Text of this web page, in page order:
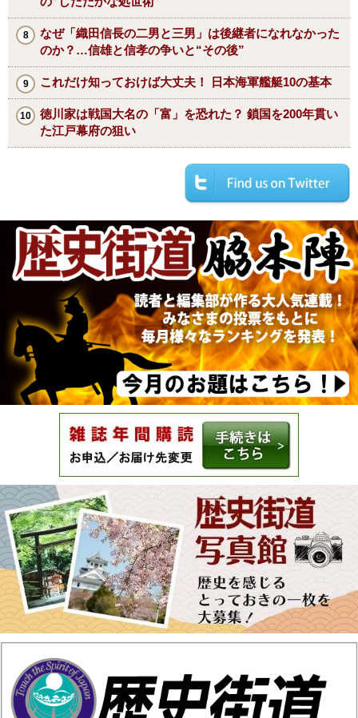
なぜ「織田信長の二男と三男」は後継者になれなかった
のか？…信雄と信孝の争いと“その後”
これだけ知っておけば大丈夫！ 日本海軍艦艇10の基本
徳川家は戦国大名の「富」を恐れた？ 鎖国を200年貫い
た江戸幕府の狙い